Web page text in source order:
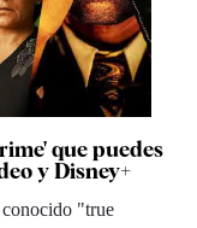
que puedes
y Disney+
"true